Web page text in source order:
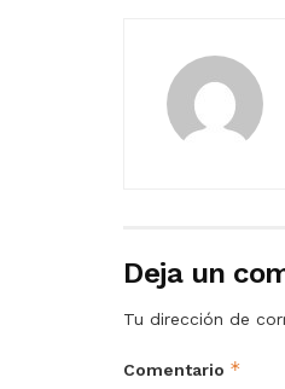
Deja un
Tu dirección de
Comentario *